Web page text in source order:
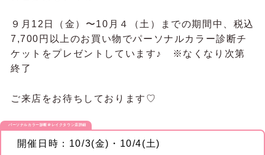
９月12日（金）〜10月４（土）までの期間中、税込
7,700円以上のお買い物でパーソナルカラー診断チ
ケットをプレゼントしています♪ ※なくなり次第
終了
ご来店をお待ちしております♡
パーソナルカラー診断＠レイクタウン店詳細
開催日時：10/3(金)・10/4(土)